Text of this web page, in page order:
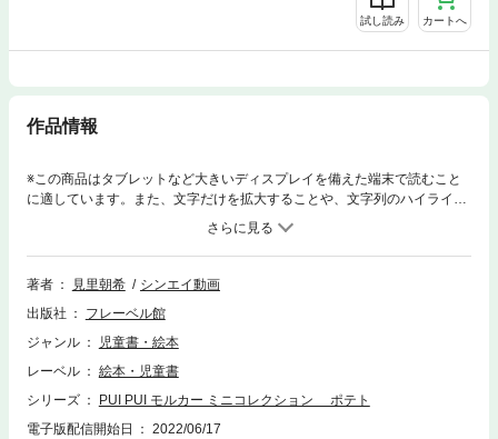
試し読み カートへ
作品情報
※この商品はタブレットなど大きいディスプレイを備えた端末で読むこと
に適しています。また、文字だけを拡大することや、文字列のハイライ
ト、検索、辞書の参照、引用などの機能が使用できません。「PUI PUI モ
ルカー」のなかまたちが型抜きのボードブックに！手のひらサイズのポテ
トの形の絵本で、ポテトのこと、たくさん覚えてね！
著者
見里朝希
シンエイ動画
出版社
フレーベル館
ジャンル
児童書・絵本
レーベル
絵本・児童書
シリーズ
PUI PUI モルカー ミニコレクション ポテト
電子版配信開始日
2022/06/17